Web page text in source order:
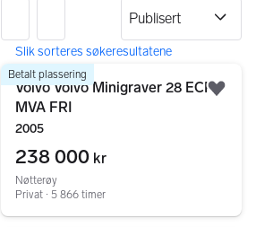
286 resultater
Betalt plassering
Volvo Volvo Minigraver 28 ECR
MVA FRI
2005
238 000 kr
Nøtterøy
Privat ∙ 5 866 timer
Gå til annonsen